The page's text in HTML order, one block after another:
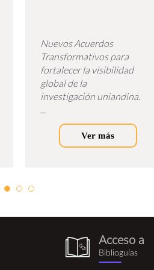
Nuevos Acuerdos
Transformativos para
fortalecer la visibilidad
global de la
investigación uniandina.
...
Ver más
Acceso a
Biblioguías